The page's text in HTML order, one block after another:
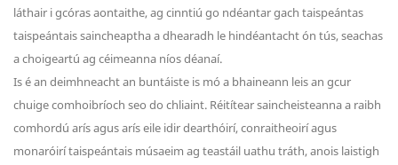
láthair i gcóras aontaithe, ag cinntiú go ndéantar gach taispeántas
taispeántais saincheaptha a dhearadh le hindéantacht ón tús, seachas
a choigeartú ag céimeanna níos déanaí.
Is é an deimhneacht an buntáiste is mó a bhaineann leis an gcur
chuige comhoibríoch seo do chliaint. Réitítear saincheisteanna a raibh
comhordú arís agus arís eile idir dearthóirí, conraitheoirí agus
monaróirí taispeántais músaeim ag teastáil uathu tráth, anois laistigh